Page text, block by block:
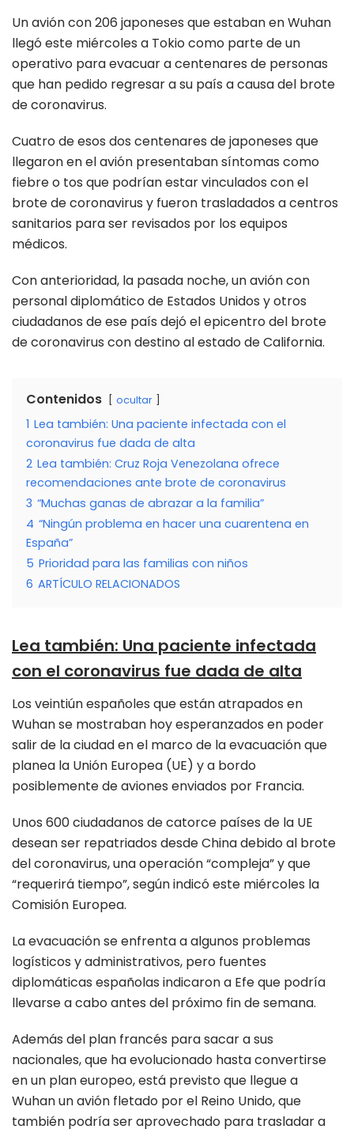
Un avión con 206 japoneses que estaban en Wuhan
llegó este miércoles a Tokio como parte de un
operativo para evacuar a centenares de personas
que han pedido regresar a su país a causa del brote
de coronavirus.
Cuatro de esos dos centenares de japoneses que
llegaron en el avión presentaban síntomas como
fiebre o tos que podrían estar vinculados con el
brote de coronavirus y fueron trasladados a centros
sanitarios para ser revisados por los equipos
médicos.
Con anterioridad, la pasada noche, un avión con
personal diplomático de Estados Unidos y otros
ciudadanos de ese país dejó el epicentro del brote
de coronavirus con destino al estado de California.
Contenidos ocultar
1 Lea también: Una paciente infectada con el
coronavirus fue dada de alta
2 Lea también: Cruz Roja Venezolana ofrece
recomendaciones ante brote de coronavirus
3 “Muchas ganas de abrazar a la familia”
4 “Ningún problema en hacer una cuarentena en
España”
5 Prioridad para las familias con niños
6 ARTÍCULO RELACIONADOS
Lea también: Una paciente infectada
con el coronavirus fue dada de alta
Los veintiún españoles que están atrapados en
Wuhan se mostraban hoy esperanzados en poder
salir de la ciudad en el marco de la evacuación que
planea la Unión Europea (UE) y a bordo
posiblemente de aviones enviados por Francia.
Unos 600 ciudadanos de catorce países de la UE
desean ser repatriados desde China debido al brote
del coronavirus, una operación “compleja” y que
“requerirá tiempo”, según indicó este miércoles la
Comisión Europea.
La evacuación se enfrenta a algunos problemas
logísticos y administrativos, pero fuentes
diplomáticas españolas indicaron a Efe que podría
llevarse a cabo antes del próximo fin de semana.
Además del plan francés para sacar a sus
nacionales, que ha evolucionado hasta convertirse
en un plan europeo, está previsto que llegue a
Wuhan un avión fletado por el Reino Unido, que
también podría ser aprovechado para trasladar a